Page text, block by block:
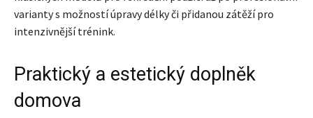
varianty s možností úpravy délky či přidanou zátěží pro
intenzivnější trénink.
Praktický a estetický doplněk
domova